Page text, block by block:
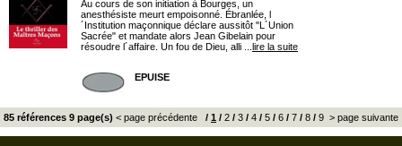
Au cours de son initiation à Bourges, un
anesthésiste meurt empoisonné. Ébranlée, l
´Institution maçonnique déclare aussitôt "L´Union
Sacrée" et mandate alors Jean Gibelain pour
résoudre l´affaire. Un fou de Dieu, alli ... lire la suite
EPUISE
85 références 9 page(s) < page précédente / 1 / 2 / 3 / 4 / 5 / 6 / 7 / 8 / 9 > page suivante